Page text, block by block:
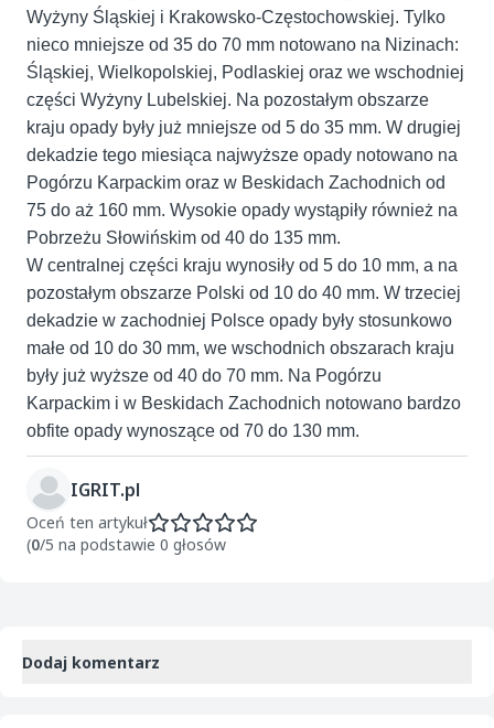
Wyżyny Śląskiej i Krakowsko-Częstochowskiej. Tylko
nieco mniejsze od 35 do 70 mm notowano na Nizinach:
Śląskiej, Wielkopolskiej, Podlaskiej oraz we wschodniej
części Wyżyny Lubelskiej. Na pozostałym obszarze
kraju opady były już mniejsze od 5 do 35 mm. W drugiej
dekadzie tego miesiąca najwyższe opady notowano na
Pogórzu Karpackim oraz w Beskidach Zachodnich od
75 do aż 160 mm. Wysokie opady wystąpiły również na
Pobrzeżu Słowińskim od 40 do 135 mm.
W centralnej części kraju wynosiły od 5 do 10 mm, a na
pozostałym obszarze Polski od 10 do 40 mm. W trzeciej
dekadzie w zachodniej Polsce opady były stosunkowo
małe od 10 do 30 mm, we wschodnich obszarach kraju
były już wyższe od 40 do 70 mm. Na Pogórzu
Karpackim i w Beskidach Zachodnich notowano bardzo
obfite opady wynoszące od 70 do 130 mm.
IGRIT.pl
Oceń ten artykuł
(0/5 na podstawie 0 głosów
Dodaj komentarz